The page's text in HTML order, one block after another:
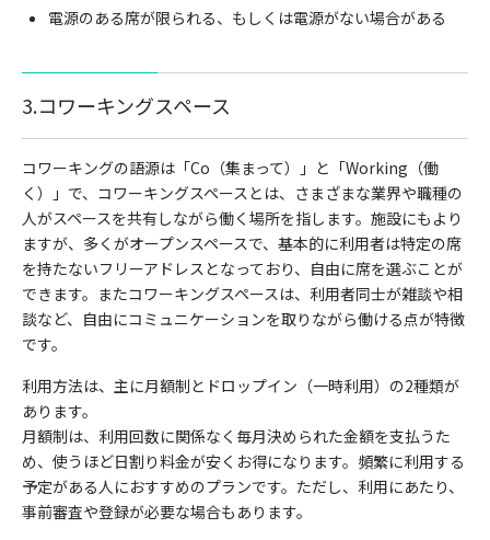
電源のある席が限られる、もしくは電源がない場合がある
3.コワーキングスペース
コワーキングの語源は「Co（集まって）」と「Working（働
く）」で、コワーキングスペースとは、さまざまな業界や職種の
人がスペースを共有しながら働く場所を指します。施設にもより
ますが、多くがオープンスペースで、基本的に利用者は特定の席
を持たないフリーアドレスとなっており、自由に席を選ぶことが
できます。またコワーキングスペースは、利用者同士が雑談や相
談など、自由にコミュニケーションを取りながら働ける点が特徴
です。
利用方法は、主に月額制とドロップイン（一時利用）の2種類が
あります。
月額制は、利用回数に関係なく毎月決められた金額を支払うた
め、使うほど日割り料金が安くお得になります。頻繁に利用する
予定がある人におすすめのプランです。ただし、利用にあたり、
事前審査や登録が必要な場合もあります。